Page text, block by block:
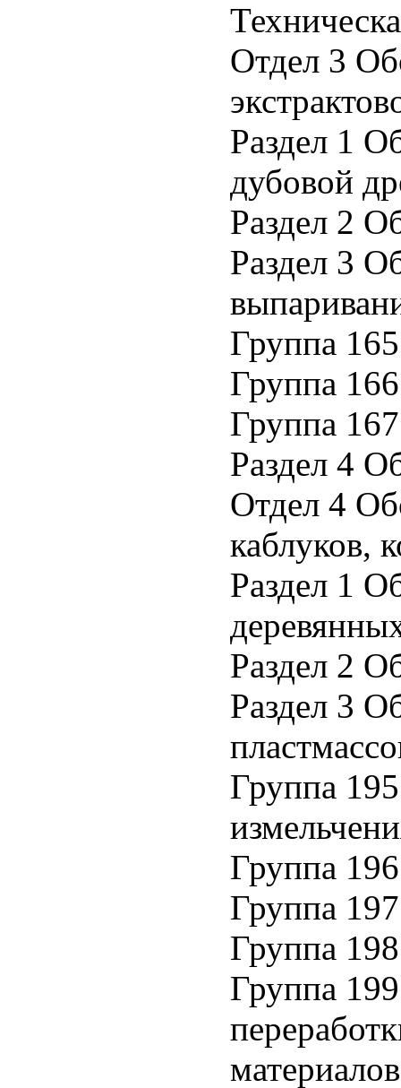
Отдел 3
Раздел 1
дубовой
Раздел 2
Раздел 3
Группа
Группа
Группа
Раздел 4
Отдел 4
каблуков,
Раздел 1
Раздел 2
Раздел 3
Группа
Группа
Группа
Группа
Группа
материалов